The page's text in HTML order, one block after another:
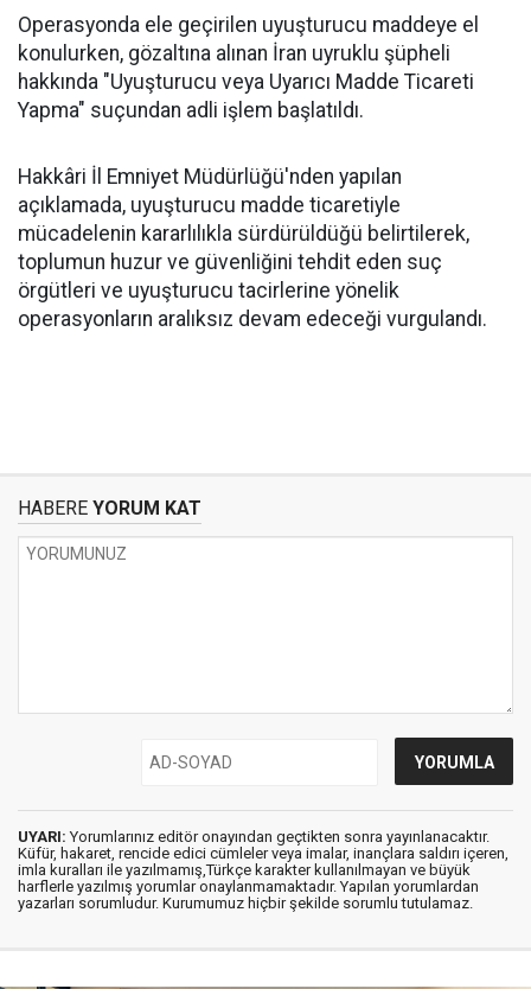
Operasyonda ele geçirilen uyuşturucu maddeye el
konulurken, gözaltına alınan İran uyruklu şüpheli
hakkında "Uyuşturucu veya Uyarıcı Madde Ticareti
Yapma" suçundan adli işlem başlatıldı.
Hakkâri İl Emniyet Müdürlüğü'nden yapılan
açıklamada, uyuşturucu madde ticaretiyle
mücadelenin kararlılıkla sürdürüldüğü belirtilerek,
toplumun huzur ve güvenliğini tehdit eden suç
örgütleri ve uyuşturucu tacirlerine yönelik
operasyonların aralıksız devam edeceği vurgulandı.
HABERE YORUM KAT
UYARI: Yorumlarınız editör onayından geçtikten sonra yayınlanacaktır.
Küfür, hakaret, rencide edici cümleler veya imalar, inançlara saldırı içeren,
imla kuralları ile yazılmamış,Türkçe karakter kullanılmayan ve büyük
harflerle yazılmış yorumlar onaylanmamaktadır. Yapılan yorumlardan
yazarları sorumludur. Kurumumuz hiçbir şekilde sorumlu tutulamaz.